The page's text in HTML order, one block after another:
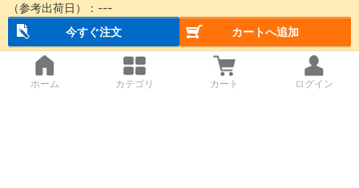
（参考出荷日）： ---
今すぐ注文
カートへ追加
ホーム カテゴリ カート ログイン